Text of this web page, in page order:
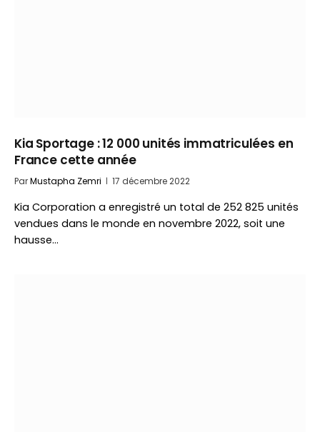
Kia Sportage : 12 000 unités immatriculées en
France cette année
ParMustapha Zemri 17 décembre 2022
Kia Corporation a enregistré un total de 252 825 unités
vendues dans le monde en novembre 2022, soit une
hausse…